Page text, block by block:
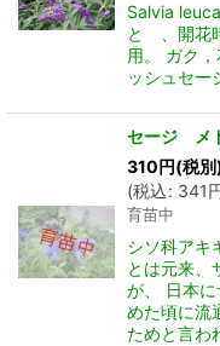
Salvia
と 、開花
用。 ガク
ッシュセー
セージ メ
310円(税別
(税込: 341
育苗中
シソ科アキ
とは元来、
が、 日本
めた頃に流
ためと言わ